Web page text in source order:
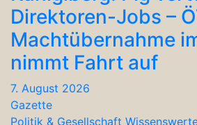
Direktoren-Jobs –
Machtübernahme
nimmt Fahrt auf
7. August 2026
Gazette
Politik & Gesellschaft